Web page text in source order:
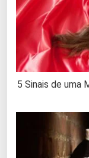
5 Sinais de uma